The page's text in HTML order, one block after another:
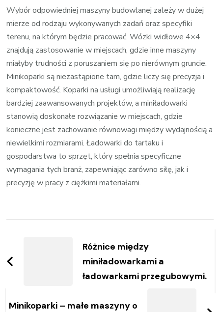
Wybór odpowiedniej maszyny budowlanej zależy w dużej
mierze od rodzaju wykonywanych zadań oraz specyfiki
terenu, na którym będzie pracować. Wózki widłowe 4×4
znajdują zastosowanie w miejscach, gdzie inne maszyny
miałyby trudności z poruszaniem się po nierównym gruncie.
Minikoparki są niezastąpione tam, gdzie liczy się precyzja i
kompaktowość. Koparki na usługi umożliwiają realizację
bardziej zaawansowanych projektów, a miniładowarki
stanowią doskonałe rozwiązanie w miejscach, gdzie
konieczne jest zachowanie równowagi między wydajnością a
niewielkimi rozmiarami. Ładowarki do tartaku i
gospodarstwa to sprzęt, który spełnia specyficzne
wymagania tych branż, zapewniając zarówno siłę, jak i
precyzję w pracy z ciężkimi materiałami.
Różnice między
miniładowarkami a
ładowarkami przegubowymi.
Minikoparki – małe maszyny o